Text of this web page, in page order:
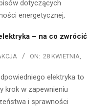
dotyczących
energetycznej,
– na co zwrócić
ON: 28 KWIETNIA,
elektryka to
krok w zapewnieniu
i sprawności